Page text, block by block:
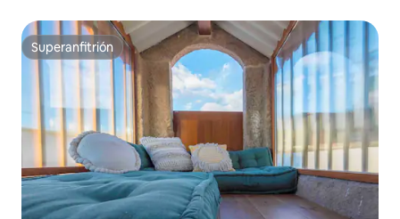
Superanfitrión
Superanfitrión